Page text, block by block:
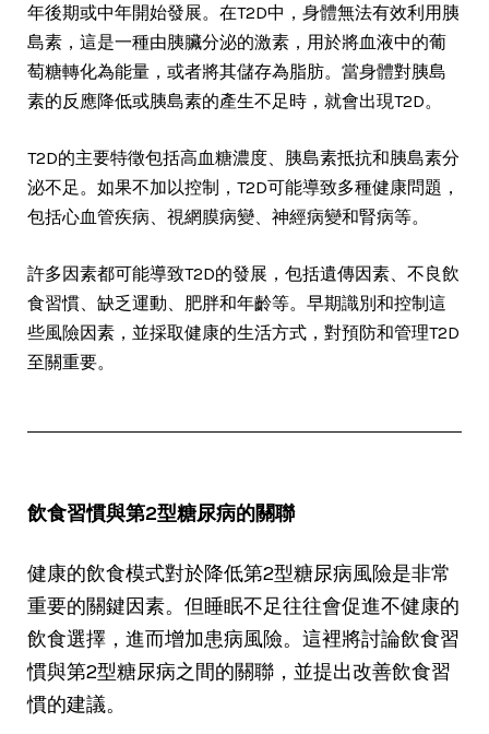
年後期或中年開始發展。在T2D中，身體無法有效利用胰
島素，這是一種由胰臟分泌的激素，用於將血液中的葡
萄糖轉化為能量，或者將其儲存為脂肪。當身體對胰島
素的反應降低或胰島素的產生不足時，就會出現T2D。
T2D的主要特徵包括高血糖濃度、胰島素抵抗和胰島素分
泌不足。如果不加以控制，T2D可能導致多種健康問題，
包括心血管疾病、視網膜病變、神經病變和腎病等。
許多因素都可能導致T2D的發展，包括遺傳因素、不良飲
食習慣、缺乏運動、肥胖和年齡等。早期識別和控制這
些風險因素，並採取健康的生活方式，對預防和管理T2D
至關重要。
飲食習慣與第2型糖尿病的關聯
健康的飲食模式對於降低第2型糖尿病風險是非常
重要的關鍵因素。但睡眠不足往往會促進不健康的
飲食選擇，進而增加患病風險。這裡將討論飲食習
慣與第2型糖尿病之間的關聯，並提出改善飲食習
慣的建議。